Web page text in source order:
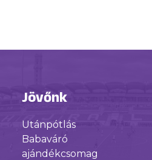
Jövőnk
Utánpótlás
Babaváró
ajándékcsomag